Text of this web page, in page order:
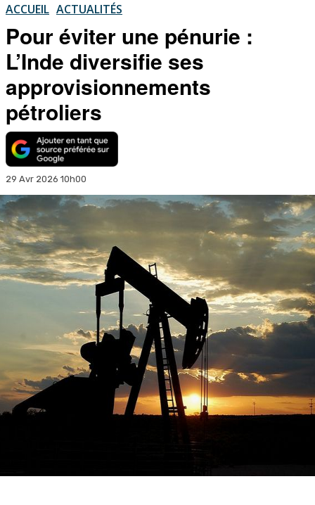
ACCUEIL ACTUALITÉS
Pour éviter une pénurie :
L’Inde diversifie ses
approvisionnements
pétroliers
29 Avr 2026 10h00